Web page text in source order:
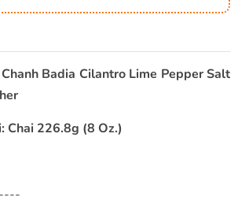
Badia Cilantro Lime Pepper Salt
Chai 226.8g (8 Oz.)